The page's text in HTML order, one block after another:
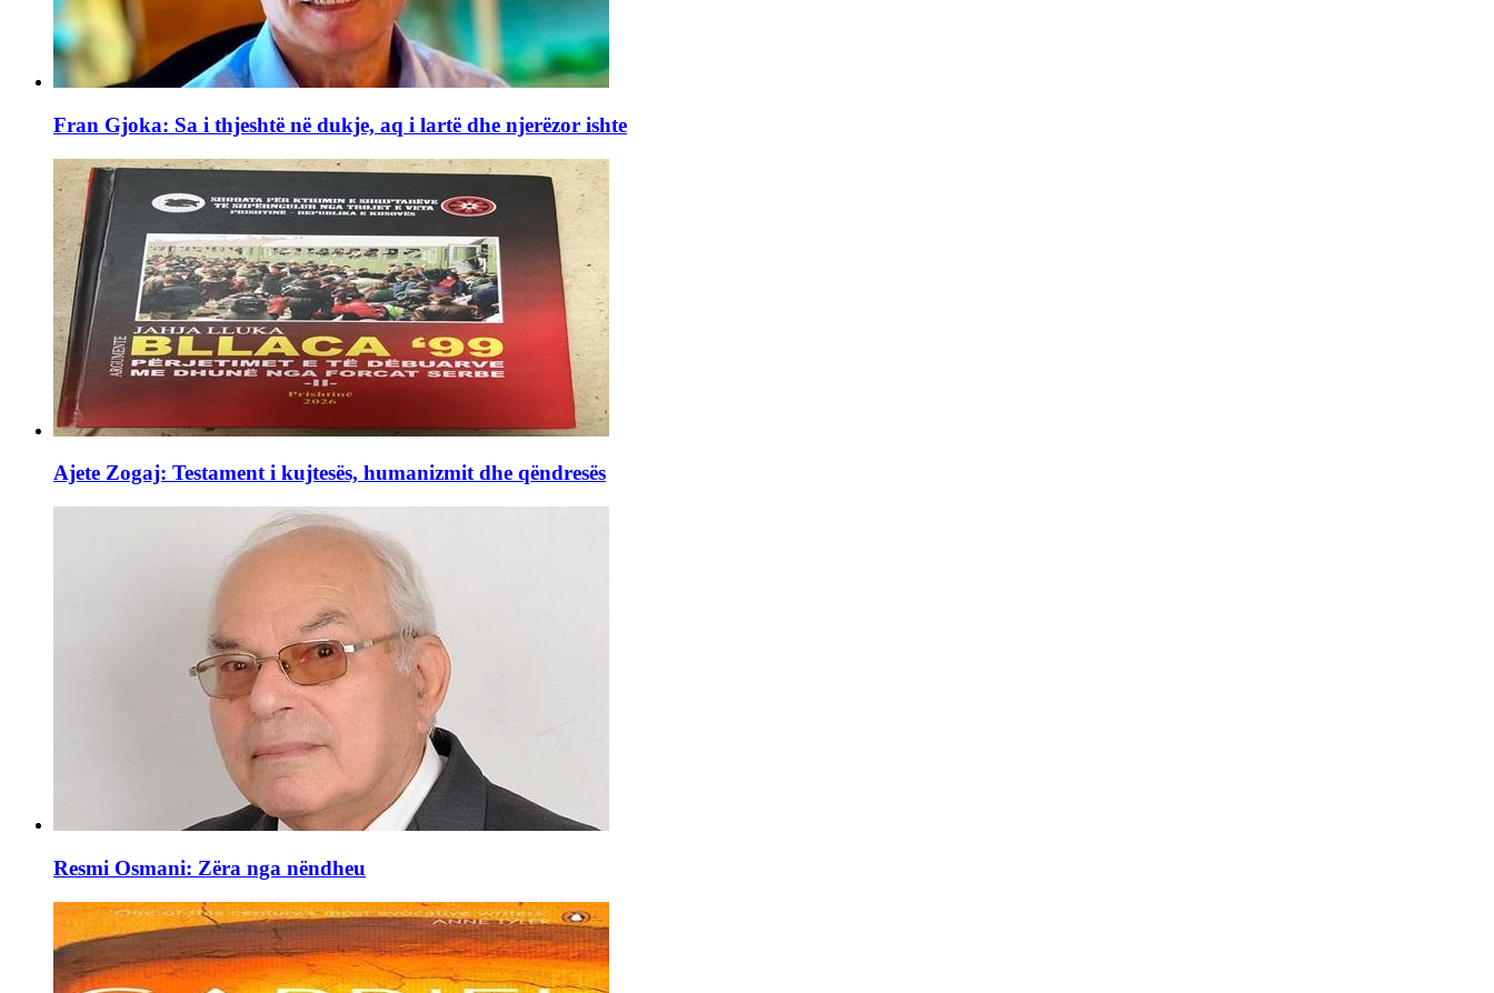
Fran Gjoka: Sa i thjeshtë në dukje, aq i lartë dhe njerëzor ishte
Ajete Zogaj: Testament i kujtesës, humanizmit dhe qëndresës
Resmi Osmani: Zëra nga nëndheu